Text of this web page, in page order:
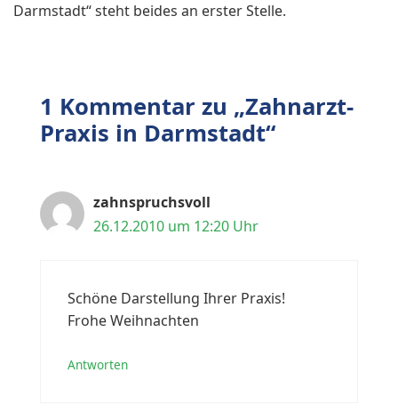
Darmstadt“ steht beides an erster Stelle.
1 Kommentar zu „Zahnarzt-
Praxis in Darmstadt“
zahnspruchsvoll
26.12.2010 um 12:20 Uhr
Schöne Darstellung Ihrer Praxis!
Frohe Weihnachten
Antworten